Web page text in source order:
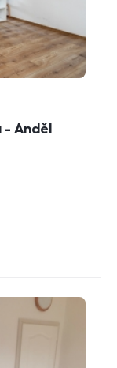
- Anděl